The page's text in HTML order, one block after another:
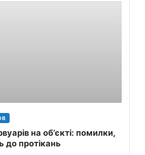
на об’єкті: помилки,
до протікань